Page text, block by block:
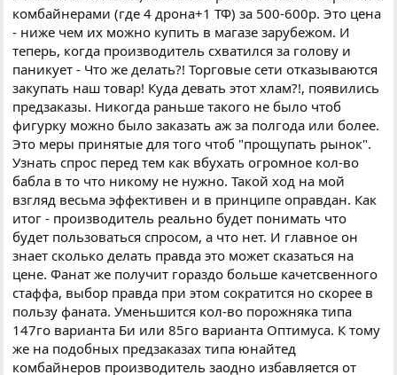
комбайнерами (где 4 дрона+1 ТФ) за 500-600р. Это цена
- ниже чем их можно купить в магазе зарубежом. И
теперь, когда производитель схватился за голову и
паникует - Что же делать?! Торговые сети отказываются
закупать наш товар! Куда девать этот хлам?!, появились
предзаказы. Никогда раньше такого не было чтоб
фигурку можно было заказать аж за полгода или более.
Это меры принятые для того чтоб "прощупать рынок".
Узнать спрос перед тем как вбухать огромное кол-во
бабла в то что никому не нужно. Такой ход на мой
взгляд весьма эффективен и в принципе оправдан. Как
итог - производитель реально будет понимать что
будет пользоваться спросом, а что нет. И главное он
знает сколько делать правда это может сказаться на
цене. Фанат же получит гораздо больше качетсвенного
стаффа, выбор правда при этом сократится но скорее в
пользу фаната. Уменьшится кол-во порожняка типа
147го варианта Би или 85го варианта Оптимуса. К тому
же на подобных предзаказах типа юнайтед
комбайнеров производитель заодно избавляется от